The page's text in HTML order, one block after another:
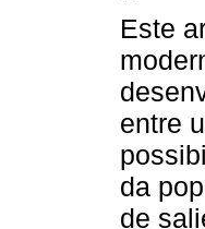
Este
entre
da
de